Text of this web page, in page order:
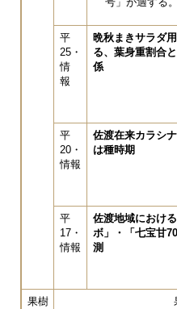
平
25・
情
報
晩秋まきサラダ
る、葉身重割合
係
平
20・
情報
佐渡在来カラシ
は種時期
平
17・
情報
佐渡地域におけ
ボ」・「七宝甘
測
果樹